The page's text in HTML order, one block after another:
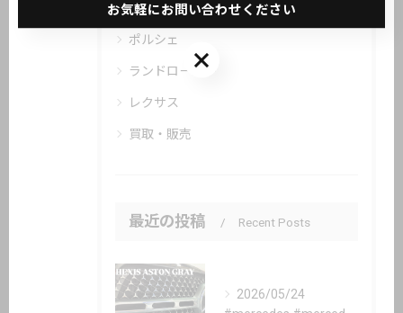
BMW
ポルシェ
ランドローバー
レクサス
買取・販売
最近の投稿 Recent Posts
2026/05/24
お気軽にお問い合わせください
お気軽にお問い合わせください